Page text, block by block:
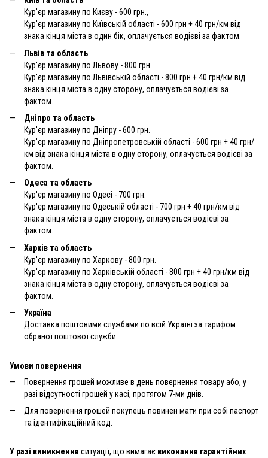
Кур'єр магазину по Києву - 600 грн.,
Кур'єр магазину по Київській області - 600 грн + 40 грн/км від
знака кінця міста в один бік, оплачується водієві за фактом.
Львів та область
Кур'єр магазину по Львову - 800 грн.
Кур'єр магазину по Львівській області - 800 грн + 40 грн/км від
знака кінця міста в одну сторону, оплачується водієві за
фактом.
Дніпро та область
Кур'єр магазину по Дніпру - 600 грн.
Кур'єр магазину по Дніпропетровській області - 600 грн + 40 грн/
км від знака кінця міста в одну сторону, оплачується водієві за
фактом.
Одеса та область
Кур'єр магазину по Одесі - 700 грн.
Кур'єр магазину по Одеській області - 700 грн + 40 грн/км від
знака кінця міста в одну сторону, оплачується водієві за
фактом.
Харків та область
Кур'єр магазину по Харкову - 800 грн.
Кур'єр магазину по Харківській області - 800 грн + 40 грн/км від
знака кінця міста в одну сторону, оплачується водієві за
фактом.
Україна
Доставка поштовими службами по всій Україні за тарифом
обраної поштової служби.
Умови повернення
Повернення грошей можливе в день повернення товару або, у
разі відсутності грошей у касі, протягом 7-ми днів.
Для повернення грошей покупець повинен мати при собі паспорт
та ідентифікаційний код.
У разі виникнення ситуації, що вимагає виконання гарантійних